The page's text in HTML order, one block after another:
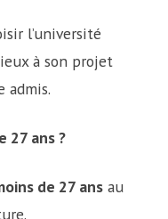
l’université
à son projet
admis.
27 ans ?
de 27 ans au